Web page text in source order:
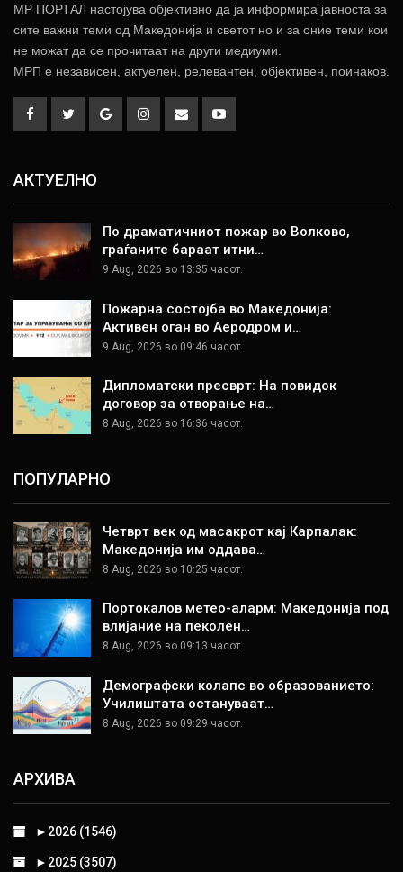
МР ПОРТАЛ настојува објективно да ја информира јавноста за
сите важни теми од Македонија и светот но и за оние теми кои
не можат да се прочитаат на други медиуми.
МРП е независен, актуелен, релевантен, објективен, поинаков.
АКТУЕЛНО
По драматичниот пожар во Волково,
граѓаните бараат итни…
9 Aug, 2026 во 13:35 часот.
Пожарна состојба во Македонија:
Активен оган во Аеродром и…
9 Aug, 2026 во 09:46 часот.
Дипломатски пресврт: На повидок
договор за отворање на…
8 Aug, 2026 во 16:36 часот.
ПОПУЛАРНО
Четврт век од масакрот кај Карпалак:
Македонија им оддава…
8 Aug, 2026 во 10:25 часот.
Портокалов метео-аларм: Македонија под
влијание на пеколен…
8 Aug, 2026 во 09:13 часот.
Демографски колапс во образованието:
Училиштата остануваат…
8 Aug, 2026 во 09:29 часот.
АРХИВА
► 2026 (1546)
► 2025 (3507)